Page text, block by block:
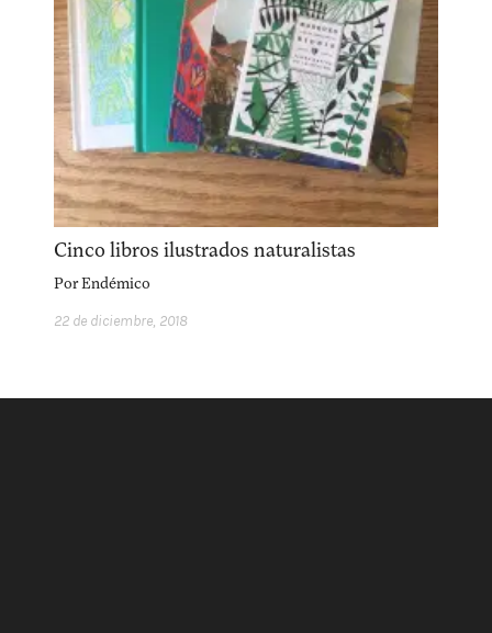
Cinco libros ilustrados naturalistas
PorEndémico
22 de diciembre, 2018
acerca
equipo política de envíos